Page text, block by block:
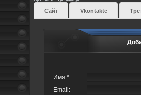
Сайт
Vkontakte
Имя *:
Email: